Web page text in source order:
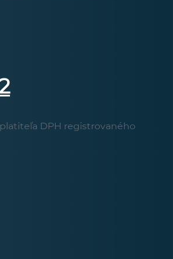
DPH registrovaného